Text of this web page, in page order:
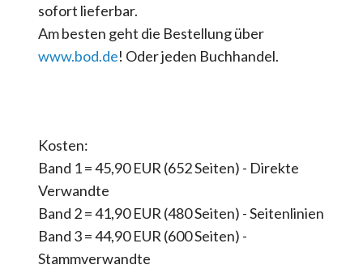
sofort lieferbar.
Am besten geht die Bestellung über
www.bod.de! Oder jeden Buchhandel.
Kosten:
Band 1 = 45,90 EUR (652 Seiten) - Direkte
Verwandte
Band 2 = 41,90 EUR (480 Seiten) - Seitenlinien
Band 3 = 44,90 EUR (600 Seiten) -
Stammverwandte